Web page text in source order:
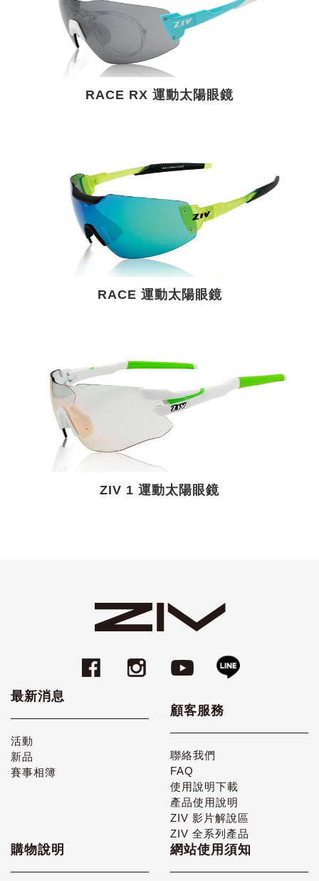
RACE RX 運動太陽眼鏡
RACE 運動太陽眼鏡
ZIV 1 運動太陽眼鏡
最新消息
活動
新品
賽事相簿
顧客服務
聯絡我們
FAQ
使用說明下載
產品使用說明
ZIV 影片解說區
ZIV 全系列產品
購物說明 網站使用須知